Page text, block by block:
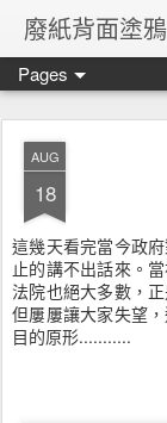
Pages
AUG
18
這幾天看完當今政
止的講不出話來。
法院也絕大多數，
但屢屢讓大家失望
目的原形...........